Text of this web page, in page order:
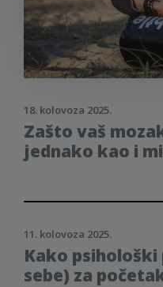
18. kolovoza 2025.
Zašto vaš
jednako kao i
11. kolovoza 2025.
Kako
sebe) za